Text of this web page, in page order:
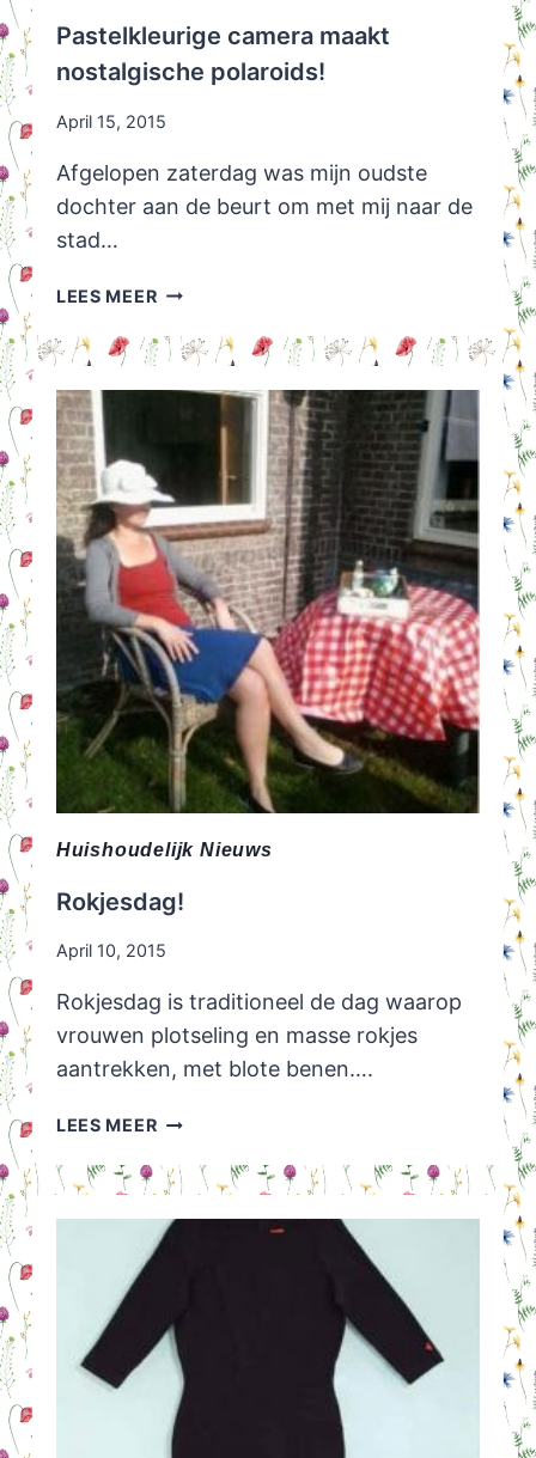
Pastelkleurige camera maakt
nostalgische polaroids!
April 15, 2015
Afgelopen zaterdag was mijn oudste
dochter aan de beurt om met mij naar de
stad…
LEES MEERPASTELKLEURIGE
MAAKT
POLAROIDS!
Huishoudelijk Nieuws
Rokjesdag!
April 10, 2015
Rokjesdag is traditioneel de dag waarop
vrouwen plotseling en masse rokjes
aantrekken, met blote benen….
LEES MEERROKJESDAG!